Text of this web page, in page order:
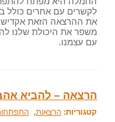
לקשרים עם אחרים כולל
את ההרצאה הזאת
משפר את היכולת שלנו
עם עצמנו.
הרצאה – להביא
קטגוריות: הרצאות,